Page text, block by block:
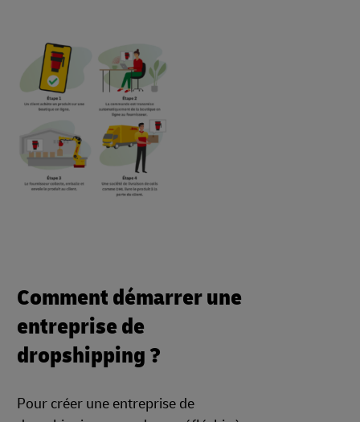
Comment démarrer une
entreprise de
dropshipping ?
Pour créer une entreprise de